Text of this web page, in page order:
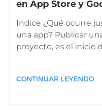
en App Store y
Indice ¿Qué ocurre
una app? Publicar
proyecto, es el inicio
CONTINUAR LEYENDO